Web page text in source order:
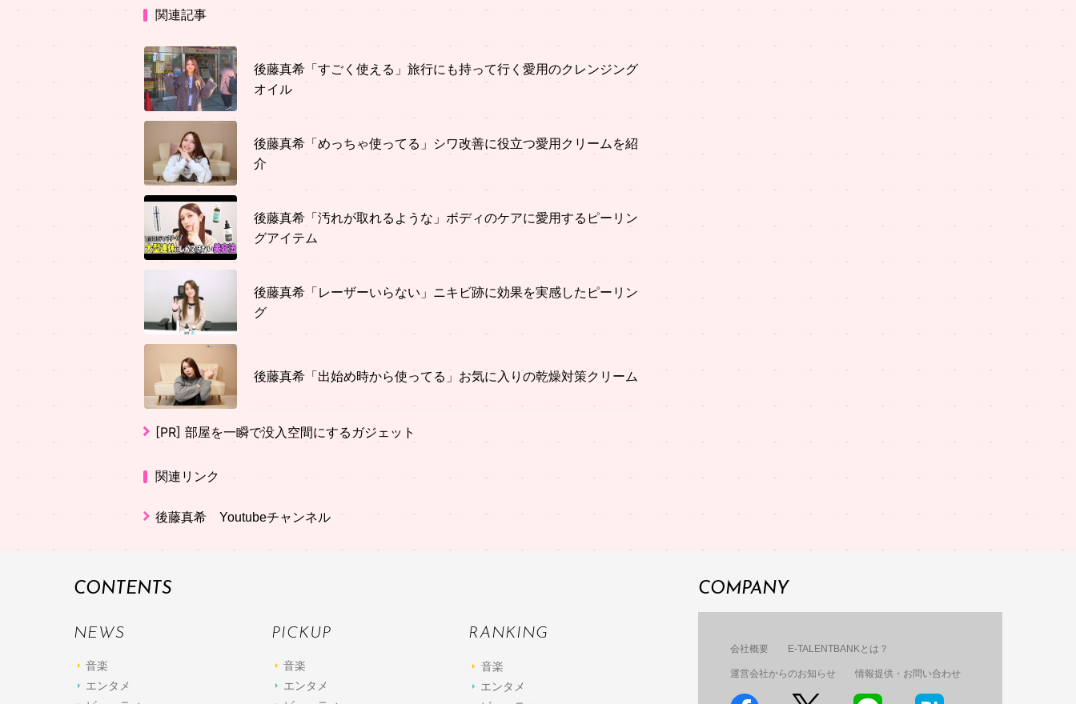
関連記事
後藤真希「すごく使える」旅行にも持って行く愛用のクレンジング
オイル
後藤真希「めっちゃ使ってる」シワ改善に役立つ愛用クリームを紹
介
後藤真希「汚れが取れるような」ボディのケアに愛用するピーリン
グアイテム
後藤真希「レーザーいらない」ニキビ跡に効果を実感したピーリン
グ
後藤真希「出始め時から使ってる」お気に入りの乾燥対策クリーム
[PR] 部屋を一瞬で没入空間にするガジェット
関連リンク
後藤真希 Youtubeチャンネル
CONTENTS
NEWS
音楽
エンタメ
PICKUP
音楽
エンタメ
RANKING
音楽
エンタメ
COMPANY
会社概要 E-TALENTBANKとは？
運営会社からのお知らせ 情報提供・お問い合わせ